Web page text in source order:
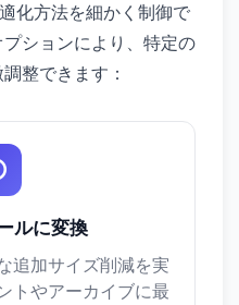
化方法を細かく制御で
ションにより、特定の
整できます：
ルに変換
追加サイズ削減を実
トやアーカイブに最